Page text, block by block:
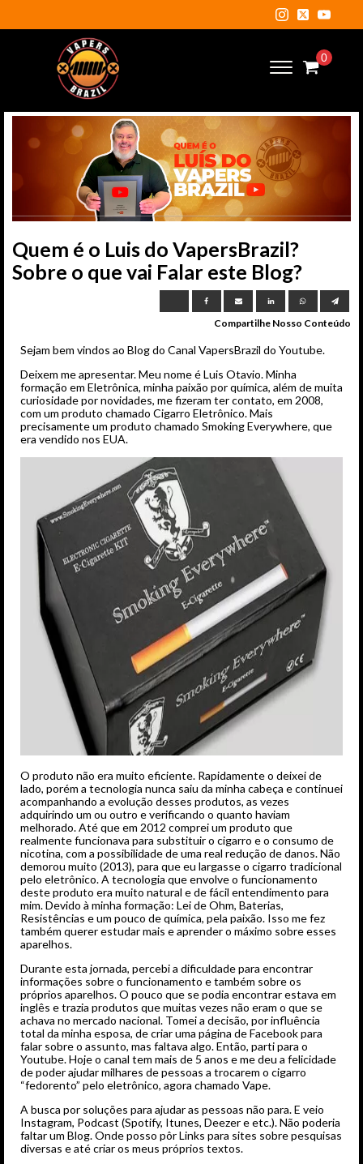
Quem é o Luis do VapersBrazil?
Sobre o que vai Falar este Blog?
Compartilhe Nosso Conteúdo
Sejam bem vindos ao Blog do Canal VapersBrazil do Youtube.
Deixem me apresentar. Meu nome é Luis Otavio. Minha
formação em Eletrônica, minha paixão por química, além de muita
curiosidade por novidades, me fizeram ter contato, em 2008,
com um produto chamado Cigarro Eletrônico. Mais
precisamente um produto chamado Smoking Everywhere, que
era vendido nos EUA.
O produto não era muito eficiente. Rapidamente o deixei de
lado, porém a tecnologia nunca saiu da minha cabeça e continuei
acompanhando a evolução desses produtos, as vezes
adquirindo um ou outro e verificando o quanto haviam
melhorado. Até que em 2012 comprei um produto que
realmente funcionava para substituir o cigarro e o consumo de
nicotina, com a possibilidade de uma real redução de danos. Não
demorou muito (2013), para que eu largasse o cigarro tradicional
pelo eletrônico. A tecnologia que envolve o funcionamento
deste produto era muito natural e de fácil entendimento para
mim. Devido à minha formação: Lei de Ohm, Baterias,
Resistências e um pouco de química, pela paixão. Isso me fez
também querer estudar mais e aprender o máximo sobre esses
aparelhos.
Durante esta jornada, percebi a dificuldade para encontrar
informações sobre o funcionamento e também sobre os
próprios aparelhos. O pouco que se podia encontrar estava em
inglês e trazia produtos que muitas vezes não eram o que se
achava no mercado nacional. Tomei a decisão, por influência
total da minha esposa, de criar uma página de Facebook para
falar sobre o assunto, mas faltava algo. Então, parti para o
Youtube. Hoje o canal tem mais de 5 anos e me deu a felicidade
de poder ajudar milhares de pessoas a trocarem o cigarro
“fedorento” pelo eletrônico, agora chamado Vape.
A busca por soluções para ajudar as pessoas não para. E veio
Instagram, Podcast (Spotify, Itunes, Deezer e etc.). Não poderia
faltar um Blog. Onde posso pôr Links para sites sobre pesquisas
diversas e até criar os meus próprios textos.